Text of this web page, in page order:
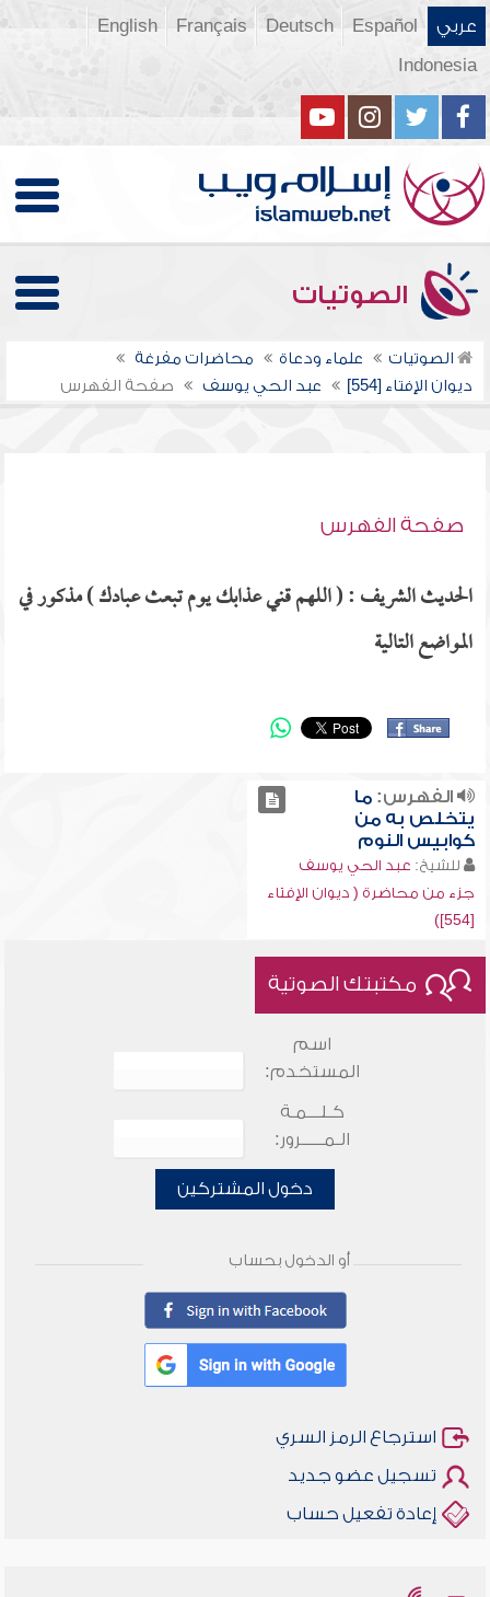
عربي Español
Deutsch
Français
English
Indonesia
الصوتيات
الصوتيات علماء ودعاة
محاضرات مفرغة
ديوان الإفتاء [554]
عبد الحي يوسف صفحة الفهرس
صفحة الفهرس
الحديث الشريف : ( اللهم قني عذابك يوم تبعث عبادك ) مذكور في
المواضع التالية
الفهرس:ما
يتخلص به من
كوابيس النوم
للشيخ: عبد الحي يوسف
جزء من محاضرة ( ديوان الإفتاء
[554])
مكتبتك الصوتية
اسم
المستخدم:
كـلـــمـة
الـمـــــرور:
دخول المشتركين
أو الدخول بحساب
استرجاع الرمز السري
تسجيل عضو جديد
إعادة تفعيل حساب